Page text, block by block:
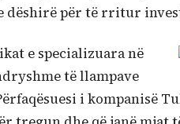
dëshirë për të rritur
e specializuara në
të llampave
i kompanisë